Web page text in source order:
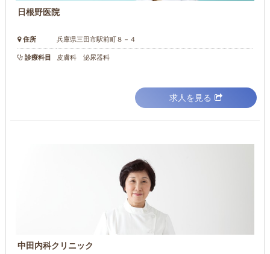
日根野医院
住所 兵庫県三田市駅前町８－４
診療科目 皮膚科 泌尿器科
求人を見る
中田内科クリニック